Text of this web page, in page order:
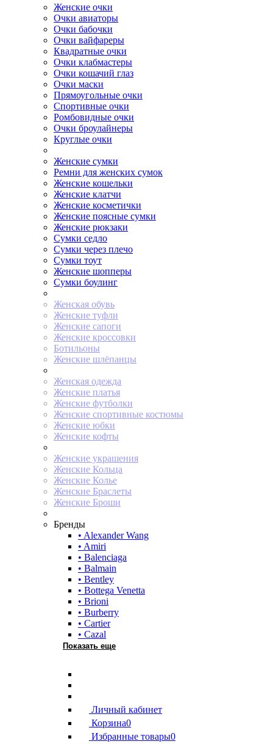
Женские очки
Очки авиаторы
Очки бабочки
Очки вайфареры
Квадратные очки
Очки клабмастеры
Очки кошачий глаз
Очки маски
Прямоугольные очки
Спортивные очки
Ромбовидные очки
Очки броулайнеры
Круглые очки
Женские сумки
Ремни для женских сумок
Женские кошельки
Женские клатчи
Женские косметички
Женские поясные сумки
Женские рюкзаки
Сумки седло
Сумки через плечо
Сумки тоут
Женские шопперы
Сумки боулинг
Женская обувь
Женские туфли
Женские сапоги
Женские кроссовки
Ботильоны
Женские шлёпанцы
Женская одежда
Женские платья
Женские футболки
Женские спортивные костюмы
Женские юбки
Женские кофты
Женские украшения
Женские Кольца
Женские Колье
Женские Браслеты
Женские Броши
Бренды
• Alexander Wang
• Amiri
• Balenciaga
• Balmain
• Bentley
• Bottega Venetta
• Brioni
• Burberry
• Cartier
• Cazal
Показать еще
Личный кабинет
Корзина0
Избранные товары0